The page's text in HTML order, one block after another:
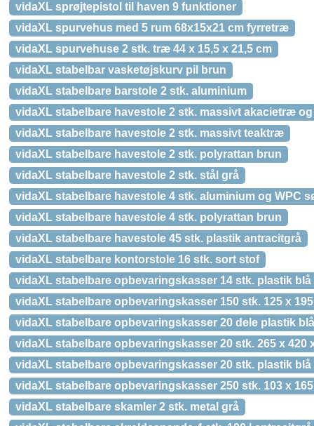
vidaXL sprøjtepistol til haven 9 funktioner
vidaXL spurvehus med 5 rum 68x15x21 cm fyrretræ
vidaXL spurvehuse 2 stk. træ 44 x 15,5 x 21,5 cm
vidaXL stabelbar vasketøjskurv pil brun
vidaXL stabelbare barstole 2 stk. aluminium
vidaXL stabelbare havestole 2 stk. massivt akacietræ
vidaXL stabelbare havestole 2 stk. massivt teaktræ
vidaXL stabelbare havestole 2 stk. polyrattan brun
vidaXL stabelbare havestole 2 stk. stål grå
vidaXL stabelbare havestole 4 stk. aluminium og WPC
vidaXL stabelbare havestole 4 stk. polyrattan brun
vidaXL stabelbare havestole 45 stk. plastik antracitgrå
vidaXL stabelbare kontorstole 16 stk. sort stof
vidaXL stabelbare opbevaringskasser 14 stk. plastik blå
vidaXL stabelbare opbevaringskasser 150 stk. 125 x
vidaXL stabelbare opbevaringskasser 20 dele plastik blå
vidaXL stabelbare opbevaringskasser 20 stk. 265 x 420
vidaXL stabelbare opbevaringskasser 20 stk. plastik blå
vidaXL stabelbare opbevaringskasser 250 stk. 103 x
vidaXL stabelbare skamler 2 stk. metal grå